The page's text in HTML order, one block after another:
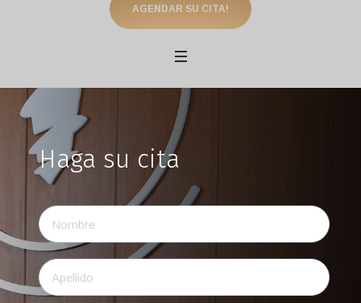
AGENDAR SU CITA!
Haga su cita